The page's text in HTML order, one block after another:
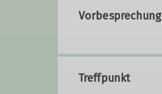
Vorbesprechung
Treffpunkt